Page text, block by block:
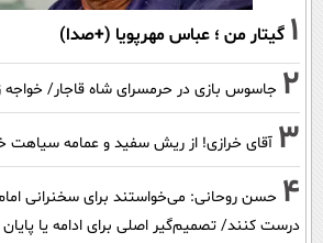
1 گیتار من ؛ عباس مهرپویا (+صدا)
2 جاسوس بازی در حرمسرای شاه قاجار/ خواجه
3 آقای خرازی! از ریش سفید و عمامه
4 حسن روحانی: می‌خواستند برای سخنرانی امام
درست کنند/ تصمیم‌گیر اصلی برای ادامه یا